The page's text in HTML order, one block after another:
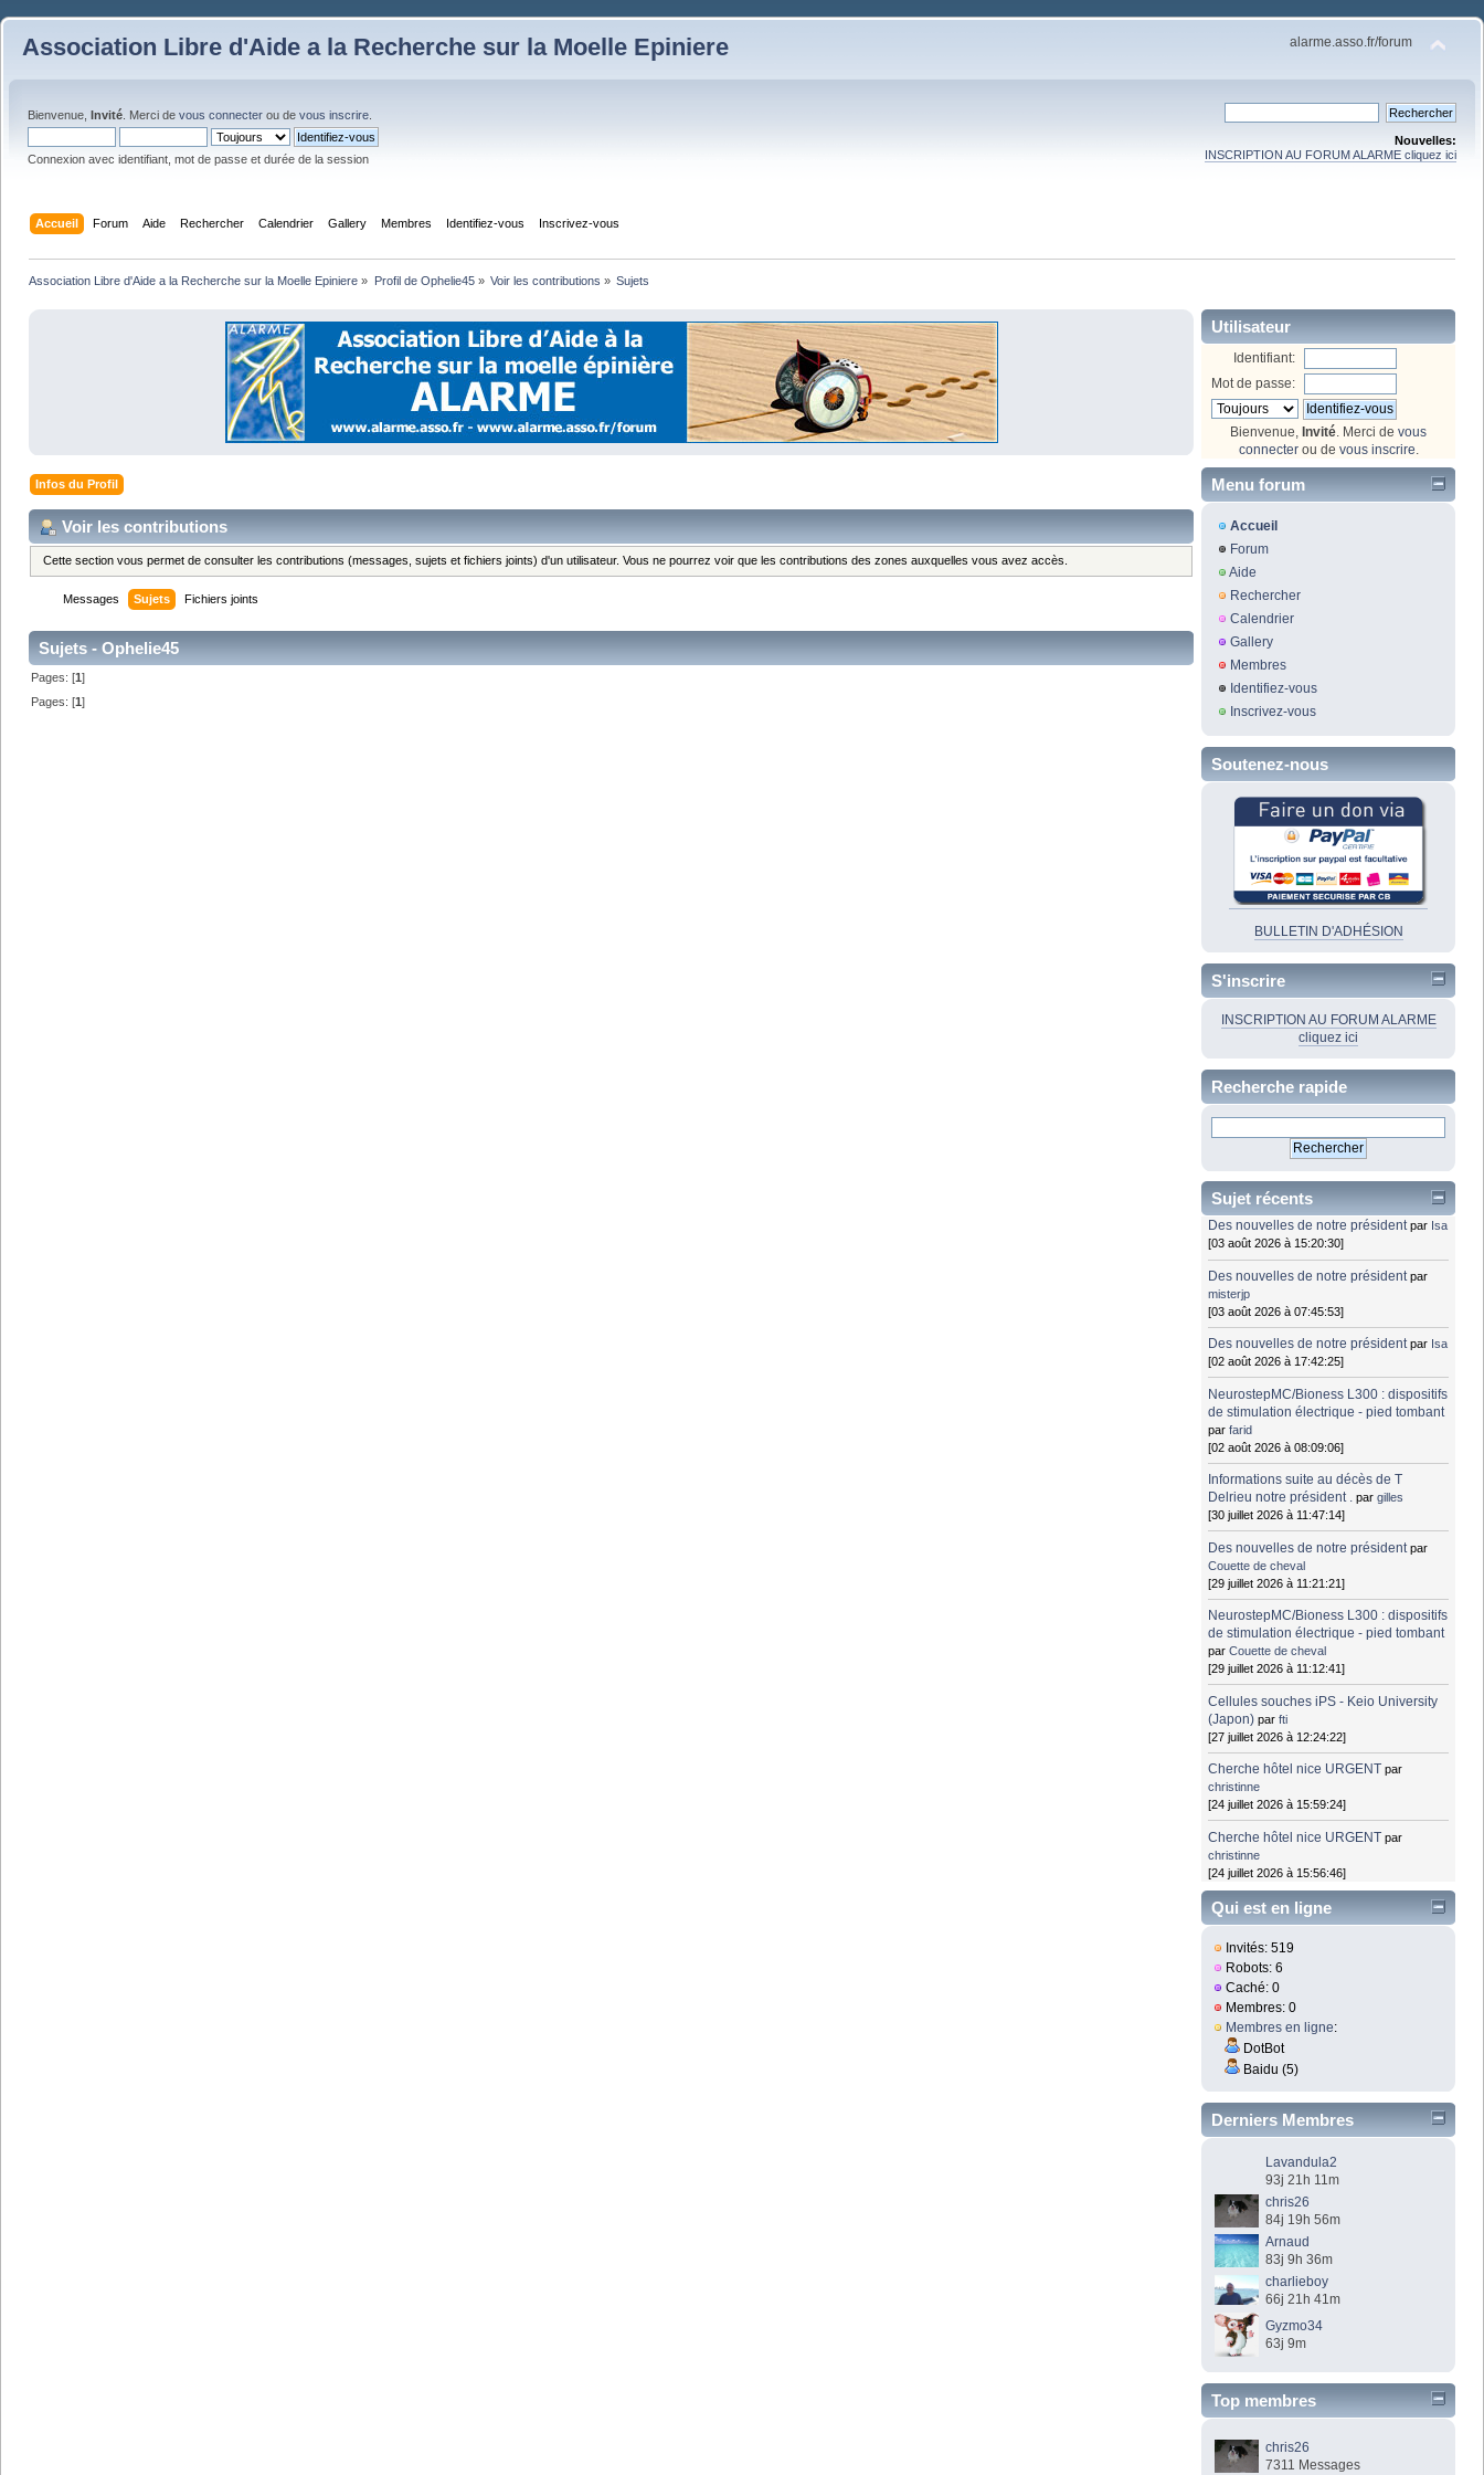
Association Libre d'Aide a la Recherche sur la Moelle Epiniere alarme.asso.fr/forum
Bienvenue, Invité . Merci de vous connecter ou de vous inscrire
Connexion avec identifiant, mot de passe et durée de la session
Nouvelles:
INSCRIPTION AU FORUM ALARME cliquez ici
Accueil Forum Aide Rechercher Calendrier Gallery Membres Identifiez-vous Inscrivez-vous
Association Libre d'Aide a la Recherche sur la Moelle Epiniere » Profil de Ophelie45» Voir les contributions » Sujets
Infos du Profil
Voir les contributions
Cette section vous permet de consulter les contributions (messages, sujets et fichiers joints) d'un utilisateur. Vous ne pourrez voir que les contributions des zones auxquelles vous avez accès.
Messages Sujets Fichiers joints
Sujets - Ophelie45
Pages: [1]
Pages: [1]
Utilisateur
Identifiant:
Mot de passe:
Bienvenue, Invité . Merci de vous
connecterou de vous inscrire
Menu forum
Accueil
Forum
Aide
Rechercher
Calendrier
Gallery
Membres
Identifiez-vous
Inscrivez-vous
Soutenez-nous
BULLETIN D'ADHÉSION
S'inscrire
INSCRIPTION AU FORUM ALARME
cliquez ici
Recherche rapide
Sujet récents
Des nouvelles de notre président par Isa
[03 août 2026 à 15:20:30]
Des nouvelles de notre président par
misterjp
[03 août 2026 à 07:45:53]
Des nouvelles de notre président par Isa
[02 août 2026 à 17:42:25]
NeurostepMC/Bioness L300 : dispositifs
de stimulation électrique - pied tombant
parfarid
[02 août 2026 à 08:09:06]
Informations suite au décès de T
Delrieu notre président . pargilles
[30 juillet 2026 à 11:47:14]
Des nouvelles de notre président par
Couette de cheval
[29 juillet 2026 à 11:21:21]
NeurostepMC/Bioness L300 : dispositifs
de stimulation électrique - pied tombant
parCouette de cheval
[29 juillet 2026 à 11:12:41]
Cellules souches iPS - Keio University
(Japon) parfti
[27 juillet 2026 à 12:24:22]
Cherche hôtel nice URGENT par
christinne
[24 juillet 2026 à 15:59:24]
Cherche hôtel nice URGENT par
christinne
[24 juillet 2026 à 15:56:46]
Qui est en ligne
Invités: 519
Robots: 6
Caché: 0
Membres: 0
Membres en ligne:
DotBot
Baidu (5)
Derniers Membres
Lavandula2
93j 21h 11m
chris26
84j 19h 56m
Arnaud
83j 9h 36m
charlieboy
66j 21h 41m
Gyzmo34
63j 9m
Top membres
chris26
7311 Messages